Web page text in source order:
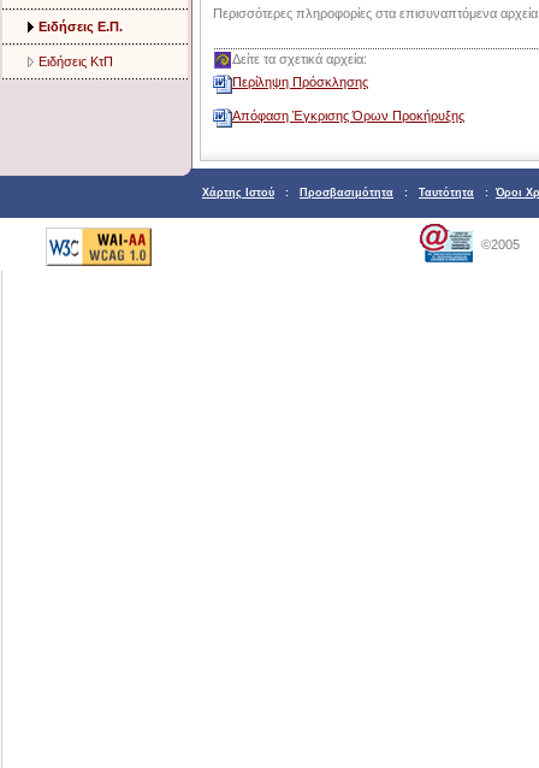
Ειδήσεις Ε.Π.
Ειδήσεις ΚτΠ
Περισσότερες πληροφορίες στα επισυναπτόμενα
Δείτε τα σχετικά αρχεία:
Περίληψη Πρόσκλησης
Απόφαση Έγκρισης Όρων Προκήρυξης
Χάρτης Ιστού : Προσβασιμότητα : Ταυτότητα : Όροι
©2005